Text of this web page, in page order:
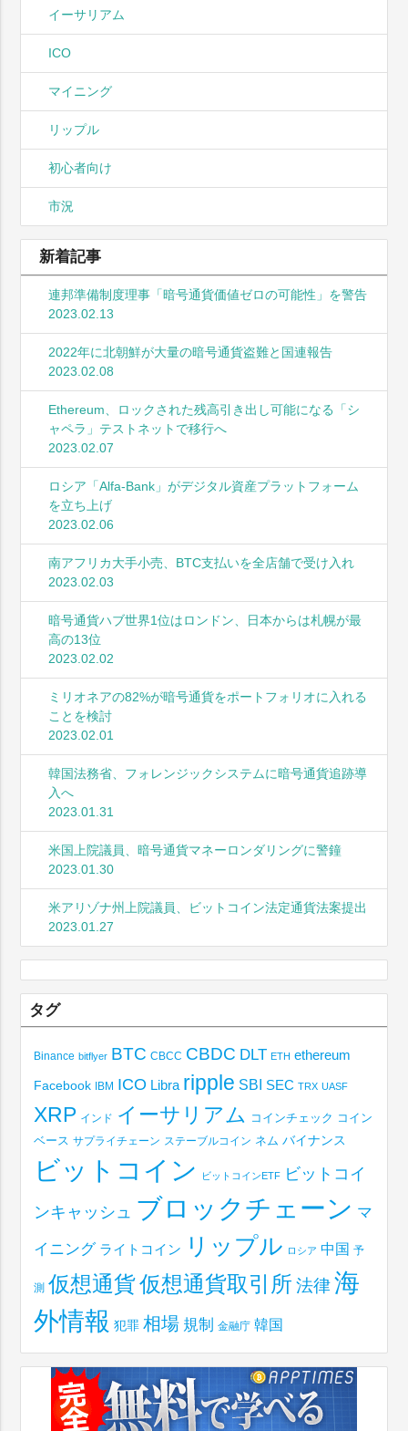
イーサリアム
ICO
マイニング
リップル
初心者向け
市況
新着記事
連邦準備制度理事「暗号通貨価値ゼロの可能性」を警告
2023.02.13
2022年に北朝鮮が大量の暗号通貨盗難と国連報告
2023.02.08
Ethereum、ロックされた残高引き出し可能になる「シ
ャペラ」テストネットで移行へ
2023.02.07
ロシア「Alfa-Bank」がデジタル資産プラットフォーム
を立ち上げ
2023.02.06
南アフリカ大手小売、BTC支払いを全店舗で受け入れ
2023.02.03
暗号通貨ハブ世界1位はロンドン、日本からは札幌が最
高の13位
2023.02.02
ミリオネアの82%が暗号通貨をポートフォリオに入れる
ことを検討
2023.02.01
韓国法務省、フォレンジックシステムに暗号通貨追跡導
入へ
2023.01.31
米国上院議員、暗号通貨マネーロンダリングに警鐘
2023.01.30
米アリゾナ州上院議員、ビットコイン法定通貨法案提出
2023.01.27
タグ
Binance bitflyer BTC CBCC CBDC DLT ETH ethereum
Facebook IBM ICO Libra ripple SBI SEC TRX UASF
XRP インド イーサリアム コインチェック コイン
ベース サプライチェーン ステーブルコイン ネム バイナンス
ビットコイン ビットコインETF ビットコイ
ンキャッシュ ブロックチェーン マ
イニング ライトコイン リップル ロシア 中国 予
測 仮想通貨仮想通貨取引所 法律 海
外情報 犯罪 相場 規制 金融庁 韓国